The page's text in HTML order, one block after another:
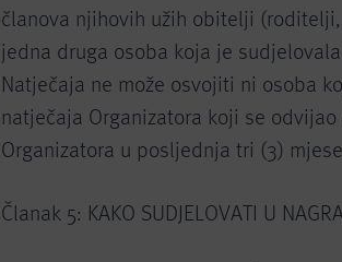
članova njihovih užih obitelji
jedna druga osoba koja je
Natječaja ne može osvojiti ni osoba
natječaja Organizatora koji se
Organizatora u posljednja tri (3)
Članak 5: KAKO SUDJELOVATI U